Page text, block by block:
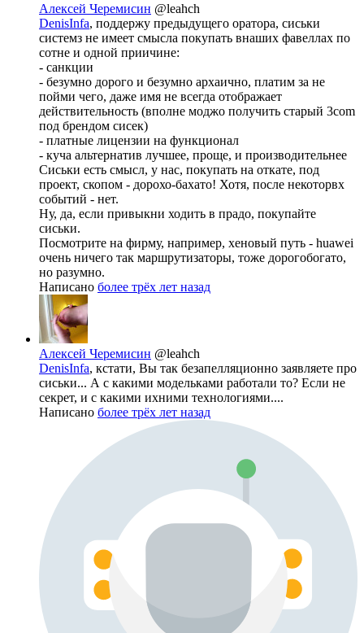
Алексей Черемисин @leahch
DenisInfa, поддержу предыдущего оратора, сиськи
системз не имеет смысла покупать внаших фавеллах по
сотне и одной приичине:
- санкции
- безумно дорого и безумно архаично, платим за не
пойми чего, даже имя не всегда отображает
действительность (вполне моджо получить старый 3com
под брендом сисек)
- платные лицензии на функционал
- куча альтернатив лучшее, проще, и производительнее
Сиськи есть смысл, у нас, покупать на откате, под
проект, скопом - дорохо-бахато! Хотя, после некоторвх
событий - нет.
Ну, да, если привыкни ходить в прадо, покупайте
сиськи.
Посмотрите на фирму, например, хеновый путь - huawei
очень ничего так маршрутизаторы, тоже дорогобогато,
но разумно.
Написано более трёх лет назад
Алексей Черемисин @leahch
DenisInfa, кстати, Вы так безапелляционно заявляете про
сиськи... А с какими модельками работали то? Если не
секрет, и с какими ихними технологиями....
Написано более трёх лет назад